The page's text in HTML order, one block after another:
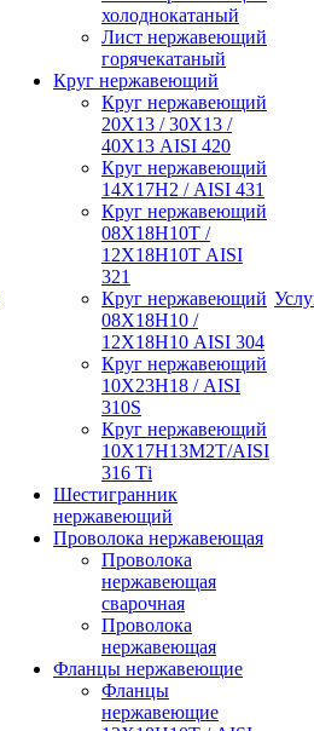
холоднокатаный
Лист нержавеющий
горячекатаный
Круг нержавеющий
Круг нержавеющий
20Х13 / 30Х13 /
40Х13 AISI 420
Круг нержавеющий
14Х17Н2 / AISI 431
Круг нержавеющий
08Х18Н10Т /
12Х18Н10Т AISI
321
Круг нержавеющий
08Х18Н10 /
12Х18Н10 AISI 304
Круг нержавеющий
10Х23Н18 / AISI
310S
Круг нержавеющий
10Х17Н13М2Т/AISI
316 Тi
Шестигранник
нержавеющий
Проволока нержавеющая
Проволока
нержавеющая
сварочная
Проволока
нержавеющая
Фланцы нержавеющие
Фланцы
нержавеющие